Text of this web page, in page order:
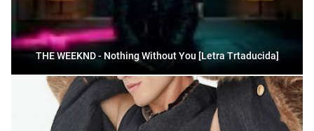
THE WEEKND - Nothing Without You [Letra Trtaducida]